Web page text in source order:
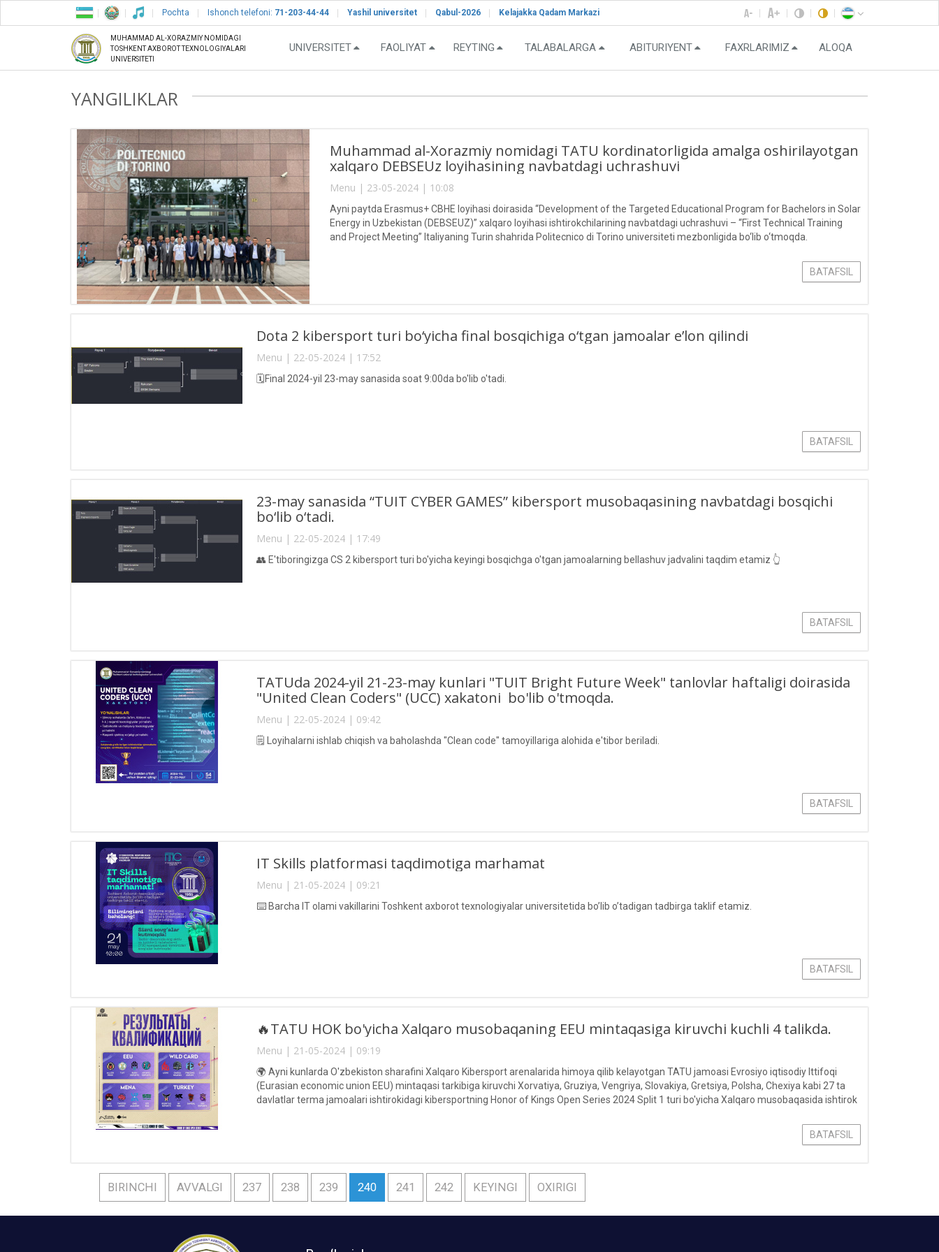
Pochta Ishonch telefoni: 71-203-44-44 Yashil universitet Qabul-2026 Kelajakka Qadam Markazi
MUHAMMAD AL-XORAZMIY NOMIDAGI
TOSHKENT AXBOROT TEXNOLOGIYALARI
UNIVERSITETI
UNIVERSITET FAOLIYAT REYTING TALABALARGA ABITURIYENT FAXRLARIMIZ ALOQA
YANGILIKLAR
Muhammad al-Xorazmiy nomidagi TATU kordinatorligida amalga oshirilayotgan
xalqaro DEBSEUz loyihasining navbatdagi uchrashuvi
Menu | 23-05-2024 | 10:08
Ayni paytda Erasmus+ CBHE loyihasi doirasida “Development of the Targeted Educational Program for Bachelors in Solar
Energy in Uzbekistan (DEBSEUZ)” xalqaro loyihasi ishtirokchilarining navbatdagi uchrashuvi – “First Technical Training
and Project Meeting” Italiyaning Turin shahrida Politecnico di Torino universiteti mezbonligida bo‘lib o‘tmoqda.
BATAFSIL
Dota 2 kibersport turi bo‘yicha final bosqichiga o‘tgan jamoalar e’lon qilindi
Menu | 22-05-2024 | 17:52
🗓Final 2024-yil 23-may sanasida soat 9:00da bo'lib o'tadi.
BATAFSIL
23-may sanasida “TUIT CYBER GAMES” kibersport musobaqasining navbatdagi bosqichi
bo‘lib o‘tadi.
Menu | 22-05-2024 | 17:49
👥 E'tiboringizga CS 2 kibersport turi bo'yicha keyingi bosqichga o'tgan jamoalarning bellashuv jadvalini taqdim etamiz 👆
BATAFSIL
TATUda 2024-yil 21-23-may kunlari "TUIT Bright Future Week" tanlovlar haftaligi doirasida
"United Clean Coders" (UCC) xakatoni bo'lib o'tmoqda.
Menu | 22-05-2024 | 09:42
🗒 Loyihalarni ishlab chiqish va baholashda "Clean code" tamoyillariga alohida e'tibor beriladi.
BATAFSIL
IT Skills platformasi taqdimotiga marhamat
Menu | 21-05-2024 | 09:21
⌨️ Barcha IT olami vakillarini Toshkent axborot texnologiyalar universitetida bo’lib o’tadigan tadbirga taklif etamiz.
BATAFSIL
🔥TATU HOK bo'yicha Xalqaro musobaqaning EEU mintaqasiga kiruvchi kuchli 4 talikda.
Menu | 21-05-2024 | 09:19
🌍 Ayni kunlarda O'zbekiston sharafini Xalqaro Kibersport arenalarida himoya qilib kelayotgan TATU jamoasi Evrosiyo iqtisodiy Ittifoqi
(Eurasian economic union EEU) mintaqasi tarkibiga kiruvchi Xorvatiya, Gruziya, Vengriya, Slovakiya, Gretsiya, Polsha, Chexiya kabi 27 ta
davlatlar terma jamoalari ishtirokidagi kibersportning Honor of Kings Open Series 2024 Split 1 turi bo'yicha Xalqaro musobaqasida ishtirok
BATAFSIL
BIRINCHI AVVALGI 237 238 239 240 241 242 KEYINGI OXIRIGI